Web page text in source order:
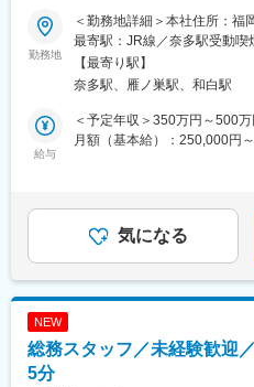
■入社後の流れ：
まずは先輩社員との同行を通
品・発注・担当者の紹介など
ただきます。3か月をめどに
※その後も定期的なOJTがご
ようサポートいたします。
入院セットの利用率にこだわ
高い満足度を得ることで福岡
しております。
変更の範囲：会社の定める業
■職務内容
まずは高齢者介護施設にて事
本部プロジェクトを経験し、
将来的には複数の施設を管理
営をお任せします。
業務効率化および生産性向上
・事業所内連携のコーディネ
勤務地
＜勤務地詳細＞本社住所：福
最寄駅：JR線／奈多駅受動
囲：会社の定める事業所
【最寄り駅】
奈多駅、雁ノ巣駅、和白駅
給与
＜予定年収＞350万円～500
月額（基本給）：250,000円
気になる
NEW
総務スタッフ／未経験歓迎
5分